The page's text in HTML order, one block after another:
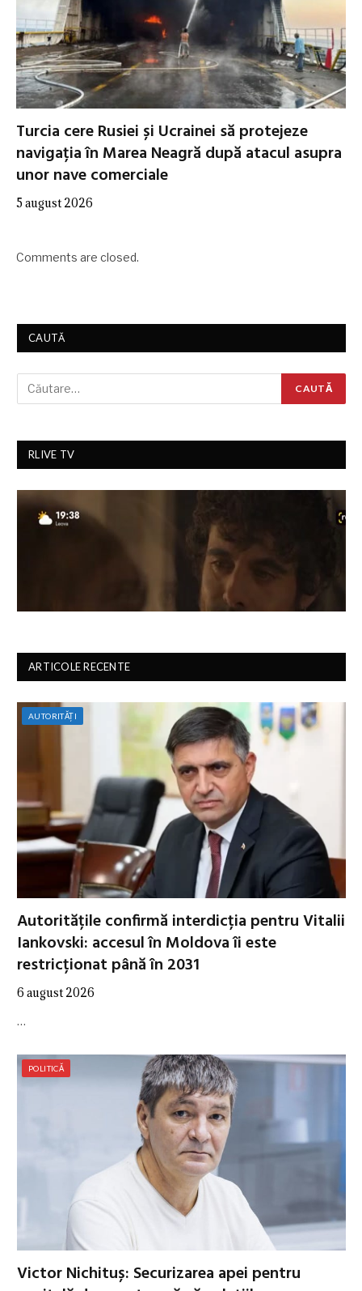
Turcia cere Rusiei și Ucrainei să protejeze
navigația în Marea Neagră după atacul asupra
unor nave comerciale
5 august 2026
Comments are closed.
CAUTĂ
RLIVE TV
ARTICOLE RECENTE
AUTORITĂȚI
Autoritățile confirmă interdicția pentru Vitalii
Iankovski: accesul în Moldova îi este
restricționat până în 2031
6 august 2026
…
POLITICĂ
Victor Nichituș: Securizarea apei pentru